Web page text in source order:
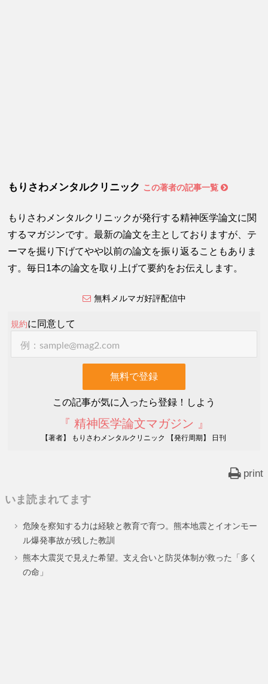
もりさわメンタルクリニック この著者の記事一覧
もりさわメンタルクリニックが発行する精神医学論文に関
するマガジンです。最新の論文を主としておりますが、テ
ーマを掘り下げてやや以前の論文を振り返ることもありま
す。毎日1本の論文を取り上げて要約をお伝えします。
無料メルマガ好評配信中
規約に同意して
この記事が気に入ったら登録！しよう
『 精神医学論文マガジン 』
【著者】 もりさわメンタルクリニック 【発行周期】 日刊
print
いま読まれてます
危険を察知する力は経験と教育で育つ。熊本地震とイオンモー
ル爆発事故が残した教訓
熊本大震災で見えた希望。支え合いと防災体制が救った「多く
の命」